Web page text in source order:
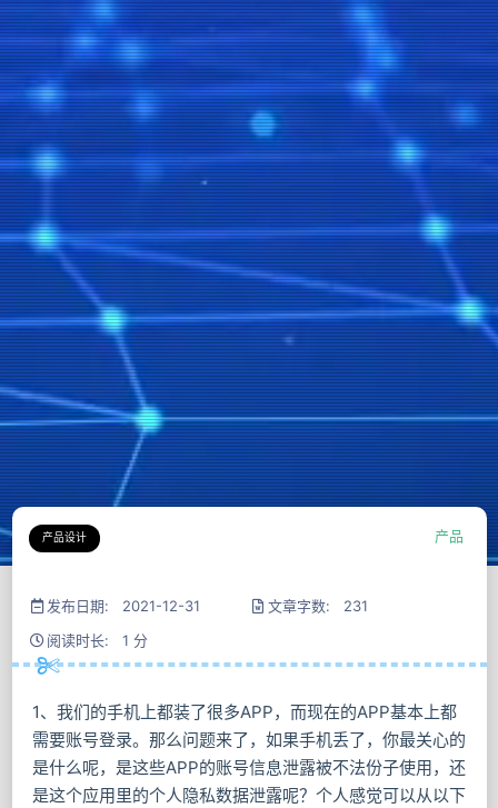
产品设计 产品
发布日期: 2021-12-31
文章字数: 231
阅读时长: 1 分
1、我们的手机上都装了很多APP，而现在的APP基本上都
需要账号登录。那么问题来了，如果手机丢了，你最关心的
是什么呢，是这些APP的账号信息泄露被不法份子使用，还
是这个应用里的个人隐私数据泄露呢？个人感觉可以从以下